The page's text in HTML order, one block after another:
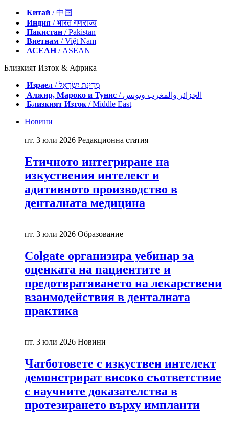
Китай / 中国
Индия / भारत गणराज्य
Пакистан / Pākistān
Виетнам / Việt Nam
АСЕАН/ ASEAN
Близкият Изток & Африка
Израел
/ מְדִינַת יִשְׂרָאֵל
Алжир, Мароко и Тунис
/ الجزائر والمغرب وتونس
Близкият Изток/ Middle East
Новини
пт. 3 юли 2026 Редакционна статия
Етичното интегриране на
изкуствения интелект и
адитивното производство в
денталната медицина
пт. 3 юли 2026 Образование
Colgate организира уебинар за
оценката на пациентите и
предотвратяването на лекарствени
взаимодействия в денталната
практика
пт. 3 юли 2026 Новини
Чатботовете с изкуствен интелект
демонстрират високо съответствие
с научните доказателства в
протезирането върху импланти